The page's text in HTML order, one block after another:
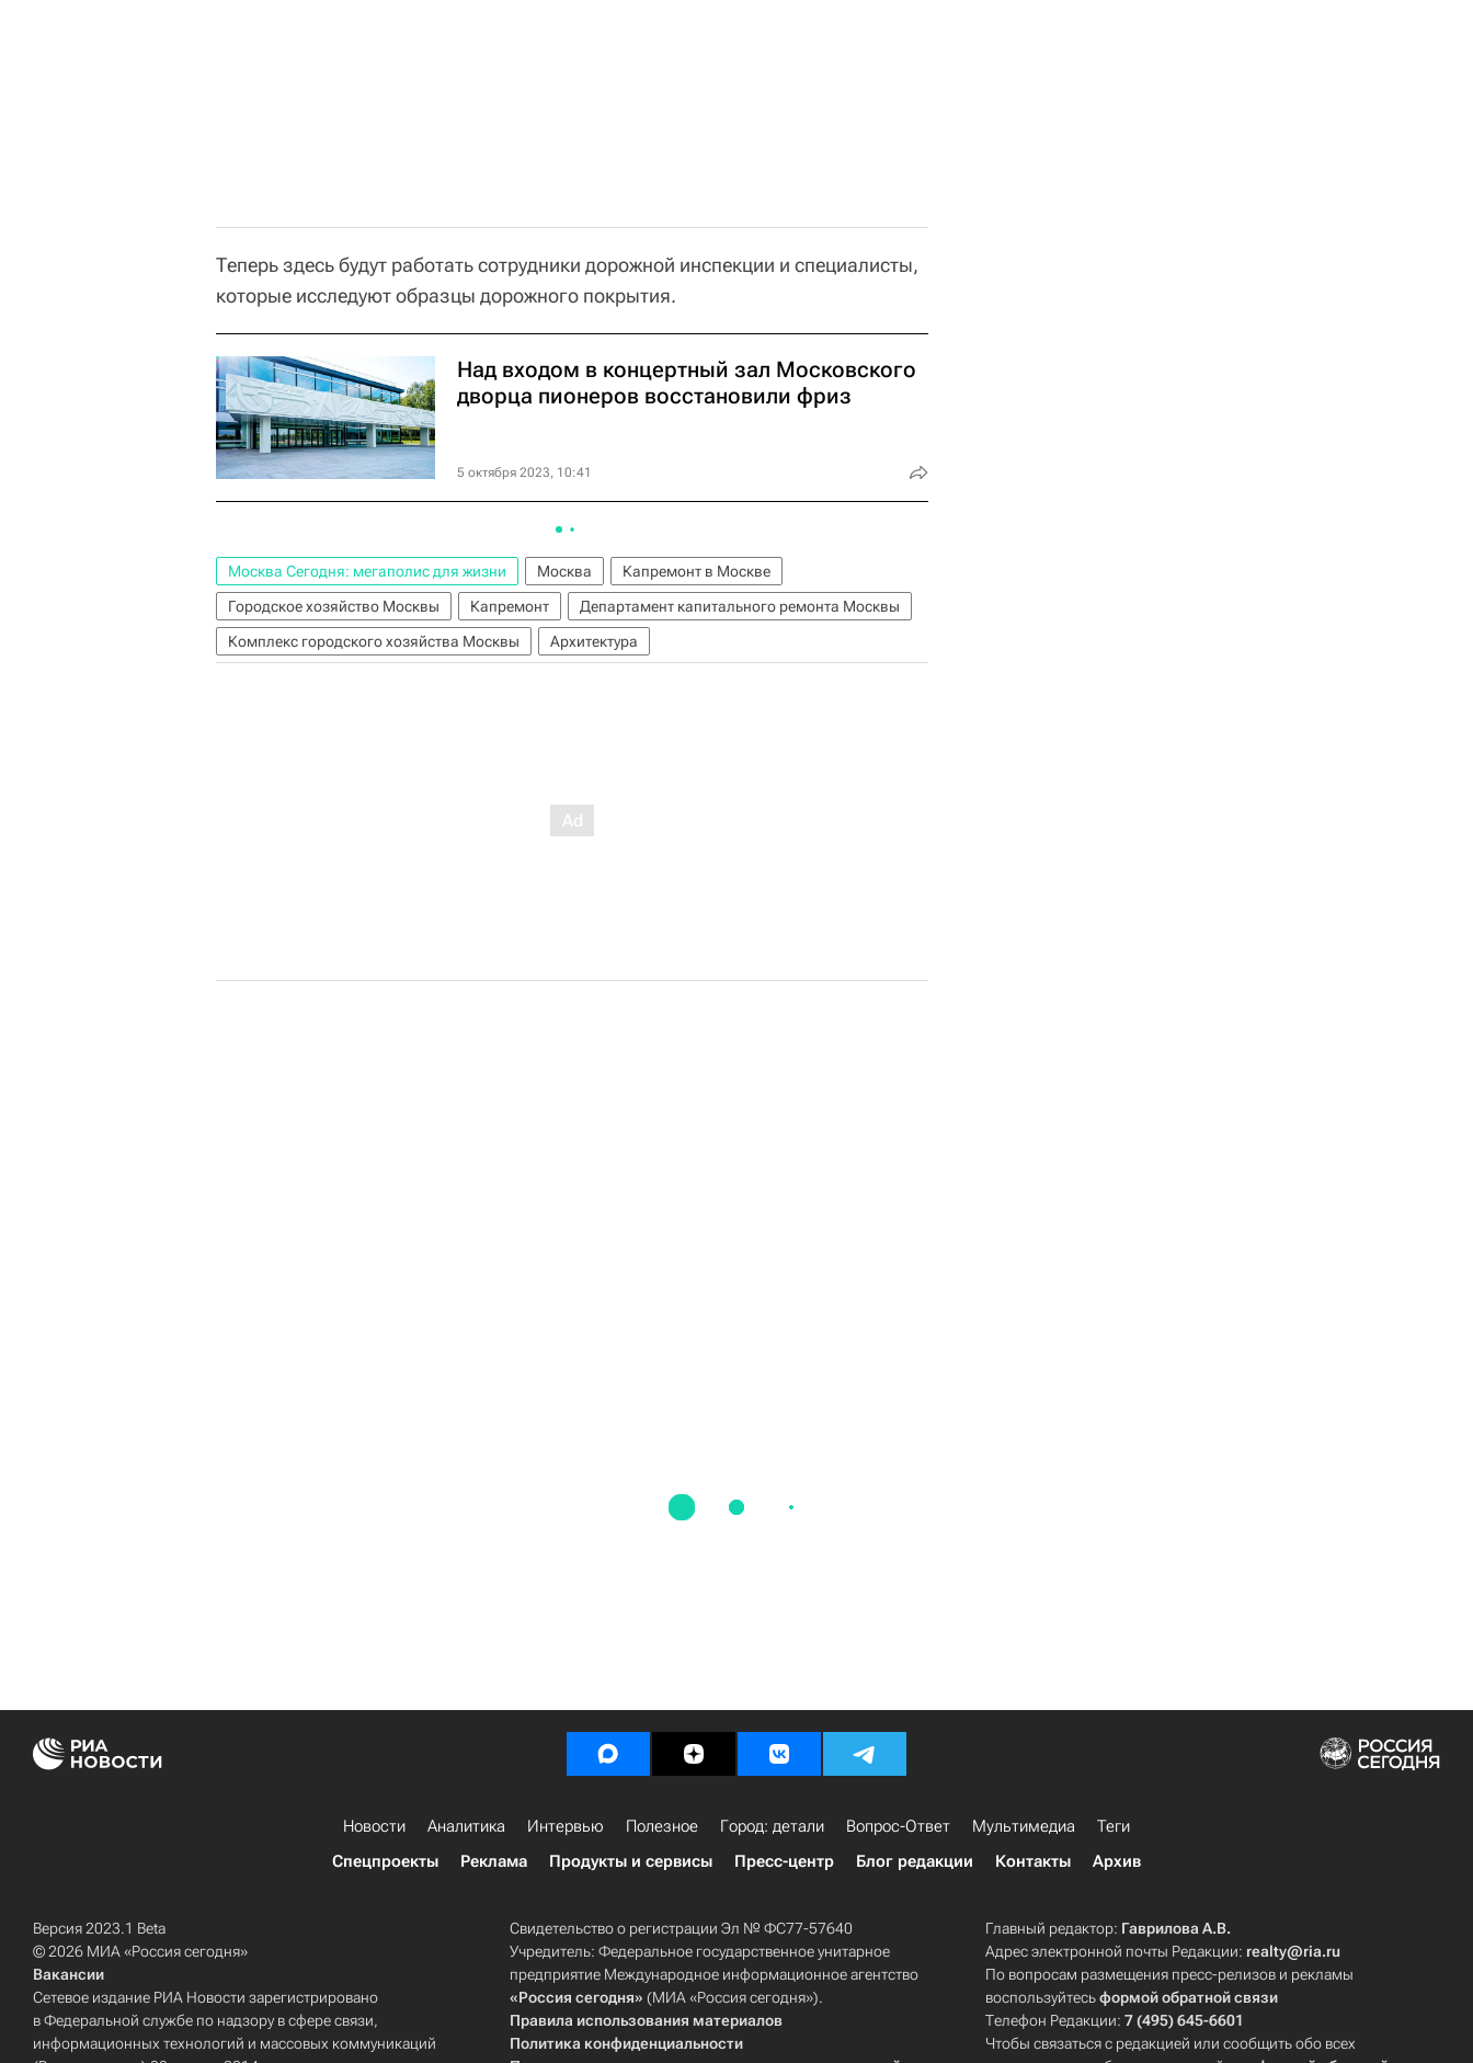
Теперь здесь будут работать сотрудники дорожной инспекции и специалисты,
которые исследуют образцы дорожного покрытия.
Над входом в концертный зал Московского
дворца пионеров восстановили фриз
5 октября 2023, 10:41
Москва Сегодня: мегаполис для жизни Москва
Капремонт в Москве
Городское хозяйство Москвы
Капремонт
Департамент капитального ремонта Москвы
Комплекс городского хозяйства Москвы
Архитектура
Новости Аналитика Интервью Полезное Город: детали Вопрос-Ответ Мультимедиа
Теги
Спецпроекты
Реклама Продукты и сервисы Пресс-центр Блог редакции Контакты Архив
Версия 2023.1 Beta
© 2026 МИА «Россия сегодня»
Вакансии
Сетевое издание РИА Новости зарегистрировано
в Федеральной службе по надзору в сфере связи,
информационных технологий и массовых коммуникаций
Свидетельство о регистрации Эл № ФС77-57640
Учредитель: Федеральное государственное унитарное
предприятие Международное информационное агентство
«Россия сегодня» (МИА «Россия сегодня»).
Правила использования материалов
Политика конфиденциальности
Главный редактор: Гаврилова А.В.
Адрес электронной почты Редакции: realty@ria.ru
По вопросам размещения пресс-релизов и рекламы
воспользуйтесьформой обратной связи
Телефон Редакции:7 (495) 645-6601
Чтобы связаться с редакцией или сообщить обо всех